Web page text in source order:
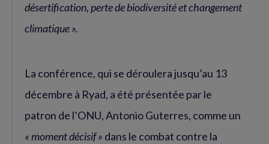
désertification, perte de biodiversité et changement
climatique ».
La conférence, qui se déroulera jusqu’au 13
décembre à Ryad, a été présentée par le
patron de l’ONU, Antonio Guterres, comme un
« moment décisif » dans le combat contre la